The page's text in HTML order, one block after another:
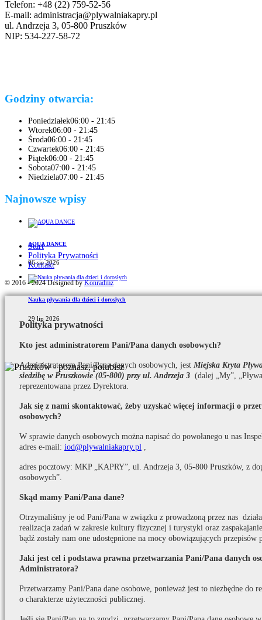
Telefon: +48 (22) 759-52-56
E-mail: administracja@plywalniakapry.pl
ul. Andrzeja 3, 05-800 Pruszków
NIP: 534-227-58-72
Godziny otwarcia:
Poniedziałek06:00 - 21:45
Wtorek06:00 - 21:45
Środa06:00 - 21:45
Czwartek06:00 - 21:45
Piątek06:00 - 21:45
Sobota07:00 - 21:45
Niedziela07:00 - 21:45
Najnowsze wpisy
AQUA DANCE
06 sie 2026
Nauka pływania dla dzieci i dorosłych
29 lip 2026
Start
Polityka Prywatności
Kontakt
© 2016 - 2024 Designed by Konradmz
Polityka prywatności
Kto jest administratorem Pani/Pana danych osobowych?
Administratorem Pani/Pana danych osobowych, jest Miejska Kryta
siedzibę w Pruszkowie (05-800) przy ul. Andrzeja 3 (dalej „My”,
reprezentowana przez Dyrektora.
Jak się z nami skontaktować, żeby uzyskać więcej informacji o
osobowych?
W sprawie danych osobowych można napisać do powołanego u nas
adres e-mail: iod@plywalniakapry.pl ,
adres pocztowy: MKP „KAPRY”, ul. Andrzeja 3, 05-800 Pruszków, z
osobowych”.
Skąd mamy Pani/Pana dane?
Otrzymaliśmy je od Pani/Pana w związku z prowadzoną przez nas
realizacja zadań w zakresie kultury fizycznej i turystyki oraz
bądź zostały nam one udostępnione na mocy obowiązujących przepisów
Jaki jest cel i podstawa prawna przetwarzania Pani/Pana danych
Administratora?
Przetwarzamy Pani/Pana dane osobowe, ponieważ jest to niezbędne do
o charakterze użyteczności publicznej.